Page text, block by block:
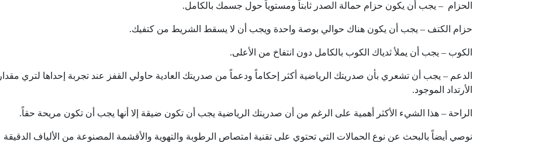
الحزام – يجب أن يكون حزام حمالة الصدر ثابتاً ومستوياً حول جسمك بالكامل.
حزام الكتف – يجب أن يكون هناك حوالي بوصة واحدة ويجب أن لا يسقط الشريط من كتفيك.
الكوب – يجب أن يملأ ثدياك الكوب بالكامل دون انتفاخ من الأعلى.
الدعم – يجب أن تشعري بأن صدريتك الرياضية أكثر إحكاماً ودعماً من صدريتك العادية حاولي القفز عند تجربة إحداها لتري مقدار
الأرتداد الموجود.
الراحة – هذا الشيء الأكثر أهمية على الرغم من أن صدريتك الرياضية يجب أن تكون ضيقة إلا أنها يجب أن تكون مريحة حقاً.
نوصي أيضاً بالبحث عن نوع الحمالات التي تحتوي على تقنية امتصاص الرطوبة والتهوية والأقشمة المصنوعة من الألياف الدقيقة